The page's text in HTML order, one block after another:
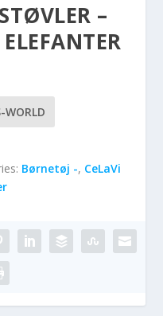
–
WORLD
Børnetøj -, CeLaVi